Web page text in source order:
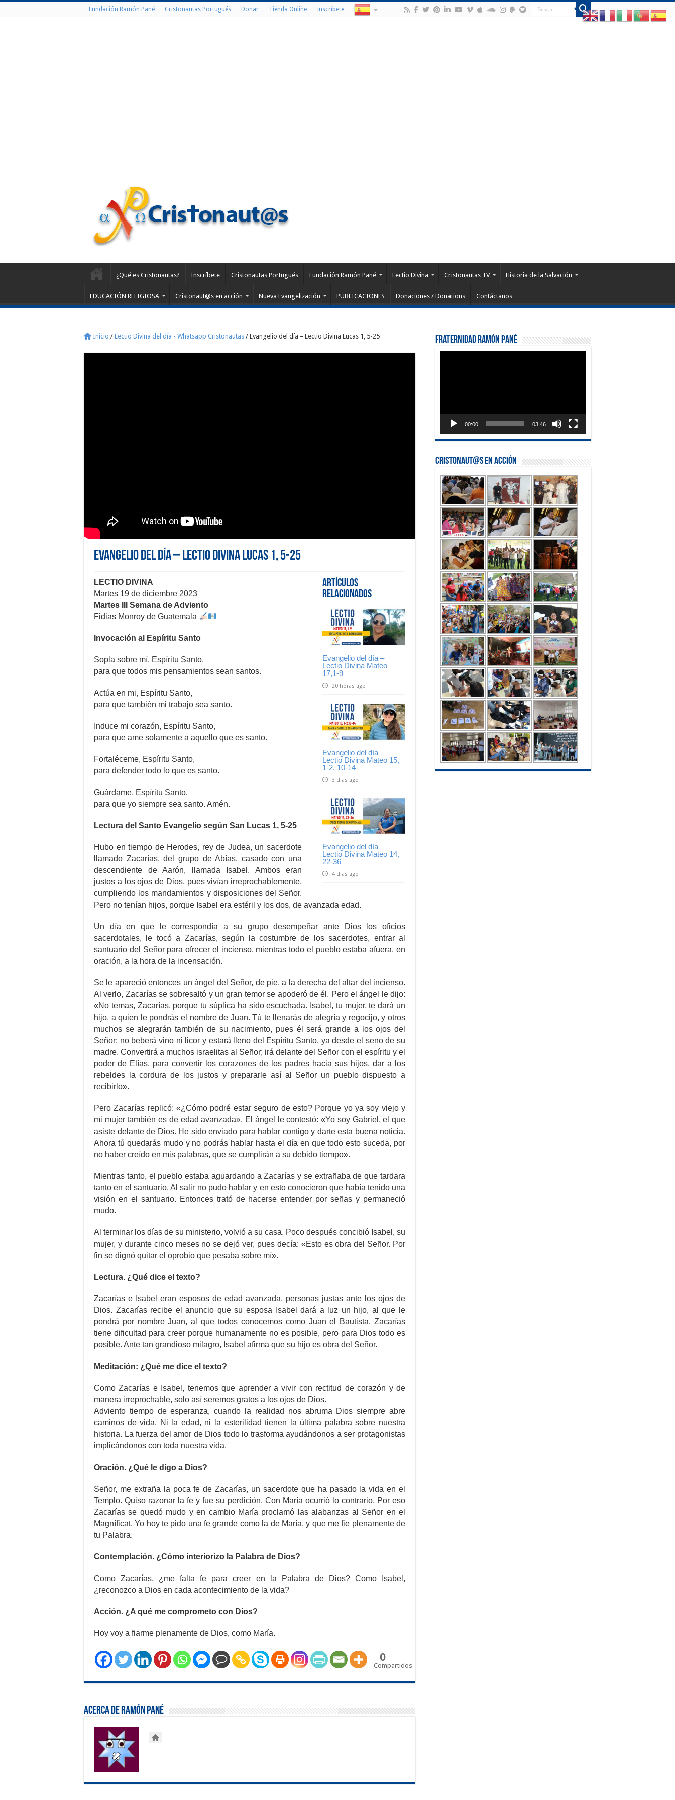
Fundación Ramón Pané Cristonautas Portugués Donar Tienda Online Inscríbete
¿Qué es Cristonautas? Inscríbete Cristonautas Portugués Fundación Ramón Pané Lectio Divina Cristonautas TV Historia de la Salvación
EDUCACIÓN RELIGIOSA Cristonaut@s en acción Nueva Evangelización PUBLICACIONES Donaciones / Donations Contáctanos
Inicio / Lectio Divina del día - Whatsapp Cristonautas / Evangelio del día – Lectio Divina Lucas 1, 5-25
Evangelio del día – Lectio Divina Lucas 1, 5-25
Artículos
Relacionados
Evangelio del día –
Lectio Divina Mateo
17,1-9
20 horas ago
Evangelio del día –
Lectio Divina Mateo 15,
1-2. 10-14
3 días ago
Evangelio del día –
Lectio Divina Mateo 14,
22-36
4 días ago
LECTIO DIVINA
Martes 19 de diciembre 2023
Martes III Semana de Adviento
Fidias Monroy de Guatemala
Invocación al Espíritu Santo
Sopla sobre mí, Espíritu Santo,
para que todos mis pensamientos sean santos.
Actúa en mi, Espíritu Santo,
para que también mi trabajo sea santo.
Induce mi corazón, Espíritu Santo,
para que ame solamente a aquello que es santo.
Fortaléceme, Espíritu Santo,
para defender todo lo que es santo.
Guárdame, Espíritu Santo,
para que yo siempre sea santo. Amén.
Lectura del Santo Evangelio según San Lucas 1, 5-25
Hubo en tiempo de Herodes, rey de Judea, un sacerdote
llamado Zacarías, del grupo de Abías, casado con una
descendiente de Aarón, llamada Isabel. Ambos eran
justos a los ojos de Dios, pues vivían irreprochablemente,
cumpliendo los mandamientos y disposiciones del Señor.
Pero no tenían hijos, porque Isabel era estéril y los dos, de avanzada edad.
Un día en que le correspondía a su grupo desempeñar ante Dios los oficios
sacerdotales, le tocó a Zacarías, según la costumbre de los sacerdotes, entrar al
santuario del Señor para ofrecer el incienso, mientras todo el pueblo estaba afuera, en
oración, a la hora de la incensación.
Se le apareció entonces un ángel del Señor, de pie, a la derecha del altar del incienso.
Al verlo, Zacarías se sobresaltó y un gran temor se apoderó de él. Pero el ángel le dijo:
«No temas, Zacarías, porque tu súplica ha sido escuchada. Isabel, tu mujer, te dará un
hijo, a quien le pondrás el nombre de Juan. Tú te llenarás de alegría y regocijo, y otros
muchos se alegrarán también de su nacimiento, pues él será grande a los ojos del
Señor; no beberá vino ni licor y estará lleno del Espíritu Santo, ya desde el seno de su
madre. Convertirá a muchos israelitas al Señor; irá delante del Señor con el espíritu y el
poder de Elías, para convertir los corazones de los padres hacia sus hijos, dar a los
rebeldes la cordura de los justos y prepararle así al Señor un pueblo dispuesto a
recibirlo».
Pero Zacarías replicó: «¿Cómo podré estar seguro de esto? Porque yo ya soy viejo y
mi mujer también es de edad avanzada». El ángel le contestó: «Yo soy Gabriel, el que
asiste delante de Dios. He sido enviado para hablar contigo y darte esta buena noticia.
Ahora tú quedarás mudo y no podrás hablar hasta el día en que todo esto suceda, por
no haber creído en mis palabras, que se cumplirán a su debido tiempo».
Mientras tanto, el pueblo estaba aguardando a Zacarías y se extrañaba de que tardara
tanto en el santuario. Al salir no pudo hablar y en esto conocieron que había tenido una
visión en el santuario. Entonces trató de hacerse entender por señas y permaneció
mudo.
Al terminar los días de su ministerio, volvió a su casa. Poco después concibió Isabel, su
mujer, y durante cinco meses no se dejó ver, pues decía: «Esto es obra del Señor. Por
fin se dignó quitar el oprobio que pesaba sobre mí».
Lectura. ¿Qué dice el texto?
Zacarías e Isabel eran esposos de edad avanzada, personas justas ante los ojos de
Dios. Zacarías recibe el anuncio que su esposa Isabel dará a luz un hijo, al que le
pondrá por nombre Juan, al que todos conocemos como Juan el Bautista. Zacarías
tiene dificultad para creer porque humanamente no es posible, pero para Dios todo es
posible. Ante tan grandioso milagro, Isabel afirma que su hijo es obra del Señor.
Meditación: ¿Qué me dice el texto?
Como Zacarías e Isabel, tenemos que aprender a vivir con rectitud de corazón y de
manera irreprochable, solo así seremos gratos a los ojos de Dios.
Adviento tiempo de esperanza, cuando la realidad nos abruma Dios siempre abre
caminos de vida. Ni la edad, ni la esterilidad tienen la última palabra sobre nuestra
historia. La fuerza del amor de Dios todo lo trasforma ayudándonos a ser protagonistas
implicándonos con toda nuestra vida.
Oración. ¿Qué le digo a Dios?
Señor, me extraña la poca fe de Zacarías, un sacerdote que ha pasado la vida en el
Templo. Quiso razonar la fe y fue su perdición. Con María ocurrió lo contrario. Por eso
Zacarías se quedó mudo y en cambio María proclamó las alabanzas al Señor en el
Magníficat. Yo hoy te pido una fe grande como la de María, y que me fie plenamente de
tu Palabra.
Contemplación. ¿Cómo interiorizo la Palabra de Dios?
Como Zacarías, ¿me falta fe para creer en la Palabra de Dios? Como Isabel,
¿reconozco a Dios en cada acontecimiento de la vida?
Acción. ¿A qué me comprometo con Dios?
Hoy voy a fiarme plenamente de Dios, como María.
0
Compartidos
Acerca de Ramón Pané
Fraternidad Ramón Pané
00:00 03:46
Cristonaut@s en Acción